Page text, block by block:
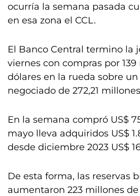
ocurría la semana pasada
en esa zona el CCL.
El Banco Central termino la
viernes con compras por
dólares en la rueda sobre
negociado de 272,21
En la semana compró US$
mayo lleva adquiridos US$
desde diciembre 2023 US$
De esta forma, las reservas
aumentaron 223 millones de